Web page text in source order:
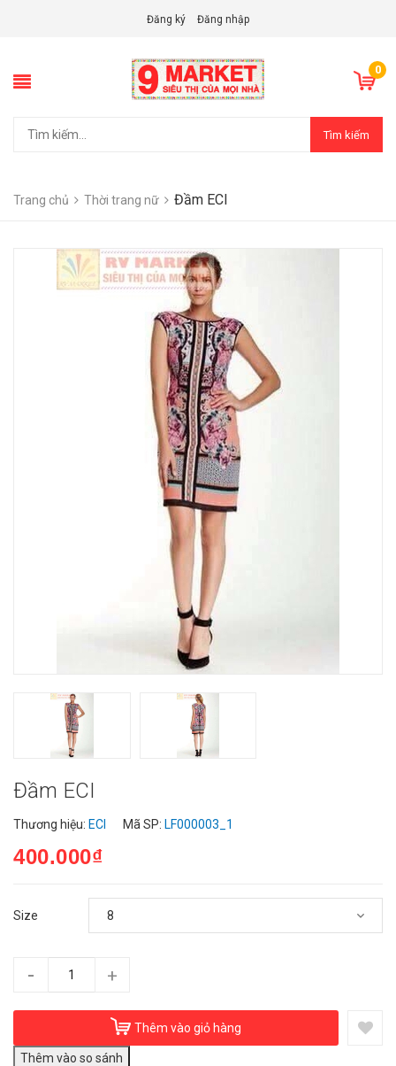
Đăng ký Đăng nhập
0
Tìm kiếm
Trang chủ Thời trang nữ Đầm ECI
Đầm ECI
Thương hiệu: ECI Mã SP: LF000003_1
400.000₫
Size
- +
Thêm vào giỏ hàng